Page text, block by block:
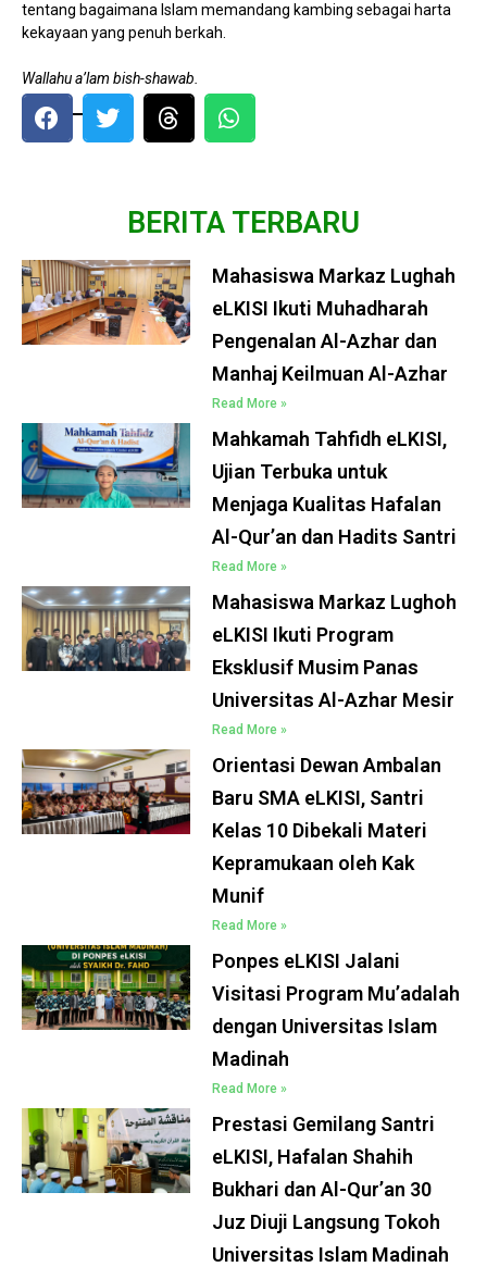
tentang bagaimana Islam memandang kambing sebagai harta
kekayaan yang penuh berkah.
Wallahu a’lam bish-shawab.
BERITA TERBARU
Mahasiswa Markaz Lughah
eLKISI Ikuti Muhadharah
Pengenalan Al-Azhar dan
Manhaj Keilmuan Al-Azhar
Read More »
Mahkamah Tahfidh eLKISI,
Ujian Terbuka untuk
Menjaga Kualitas Hafalan
Al-Qur’an dan Hadits Santri
Read More »
Mahasiswa Markaz Lughoh
eLKISI Ikuti Program
Eksklusif Musim Panas
Universitas Al-Azhar Mesir
Read More »
Orientasi Dewan Ambalan
Baru SMA eLKISI, Santri
Kelas 10 Dibekali Materi
Kepramukaan oleh Kak
Munif
Read More »
Ponpes eLKISI Jalani
Visitasi Program Mu’adalah
dengan Universitas Islam
Madinah
Read More »
Prestasi Gemilang Santri
eLKISI, Hafalan Shahih
Bukhari dan Al-Qur’an 30
Juz Diuji Langsung Tokoh
Universitas Islam Madinah